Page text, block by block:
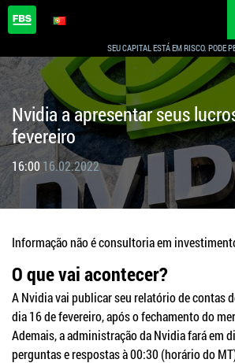
SEU CAPITAL ESTÁ EM RISCO. PODE
Nvidia a apresentar seus
fevereiro
16:00 16.02.2022
Informação não é consultoria em
O que vai acontecer?
A Nvidia vai publicar seu relatório de contas
dia 16 de fevereiro, após o fechamento do
Ademais, a administração da Nvidia fará em
perguntas e respostas à 00:30 (horário do